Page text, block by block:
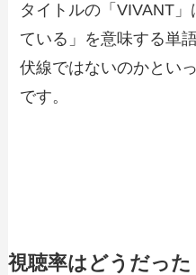
タイトルの「VIVANT
ている」を意味する単
伏線ではないのかとい
です。
視聴率はどうだっ